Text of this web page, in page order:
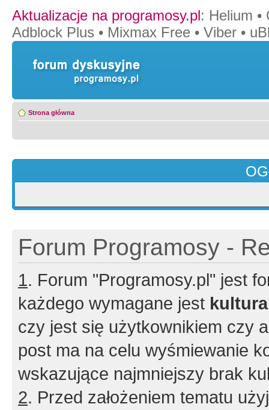
Aktualizacje na programosy.pl: Helium •
Adblock Plus • Mixmax Free • Viber •
Strona główna
Forum Programosy -
1. Forum "Programosy.pl" jest
każdego wymagane jest
czy jest się użytkownikiem czy
post ma na celu wyśmiewanie
wskazujące najmniejszy brak
2. Przed założeniem tematu